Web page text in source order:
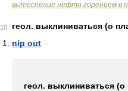
вытеснение нефти горением в
10
геол. выклиниваться (о
nip out
геол. выклиниваться (о